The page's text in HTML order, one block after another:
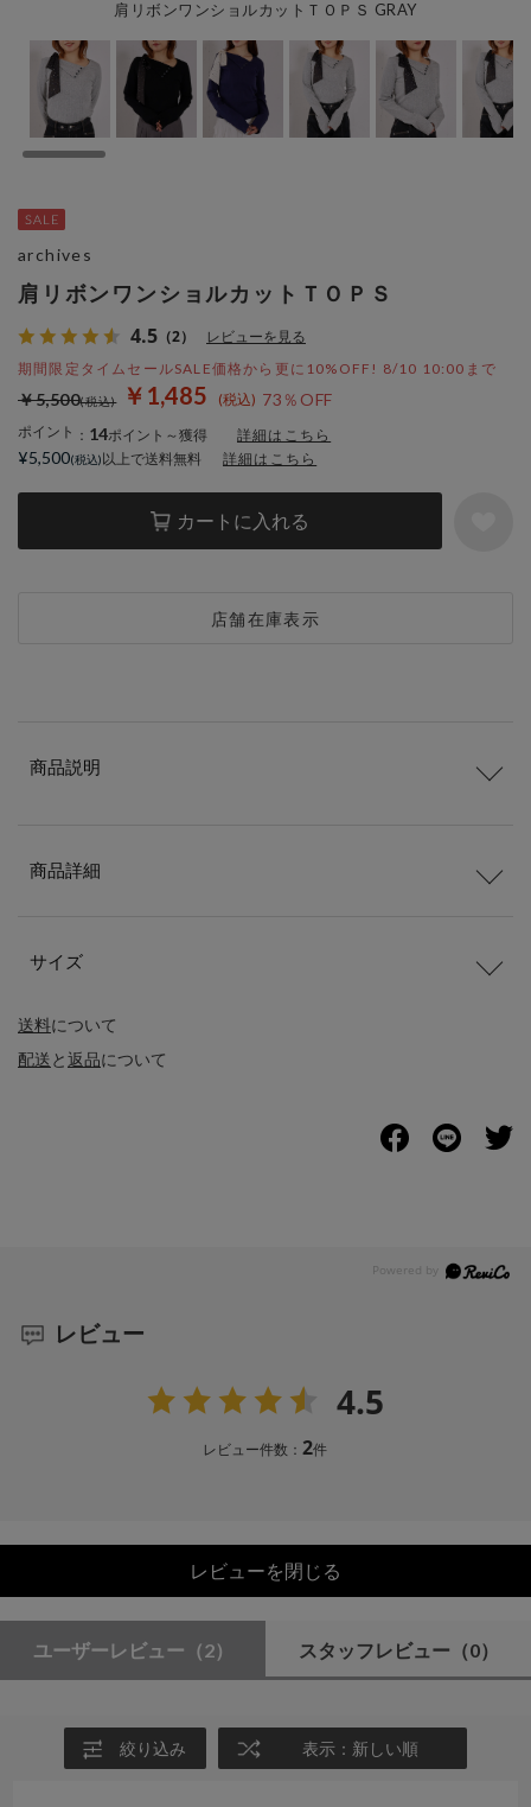
肩リボンワンショルカットＴＯＰＳ GRAY
肩リボンワンショルカットＴＯＰＳ
4.5 （2） レビューを見る
期間限定タイムセールSALE価格から更に10%OFF! 8/10 10:00まで
￥1,485 73％OFF
￥5,500
ポイント ： 14ポイント～獲得 詳細はこちら
カートに入れる
店舗在庫表示
archives
¥5,500 以上で送料無料 詳細はこちら
送料について
配送と返品について
商品説明
商品詳細
サイズ
レビュー
4.5
レビュー件数：2件
レビューを閉じる
ユーザーレビュー （2） スタッフレビュー （0）
絞り込み 表示：新しい順